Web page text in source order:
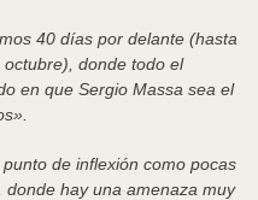
40 días por delante (hasta
donde todo el
en que Sergio Massa sea el
de inflexión como pocas
hay una amenaza muy